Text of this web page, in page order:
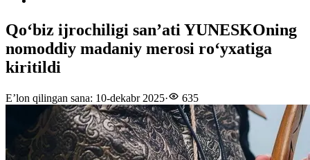
Qo‘biz ijrochiligi san’ati YUNESKOning
nomoddiy madaniy merosi ro‘yxatiga
kiritildi
E’lon qilingan sana: 10-dekabr 2025· 635